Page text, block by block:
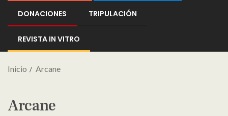
DONACIONES TRIPULACIÓN
REVISTA IN VITRO
Inicio Arcane
Arcane